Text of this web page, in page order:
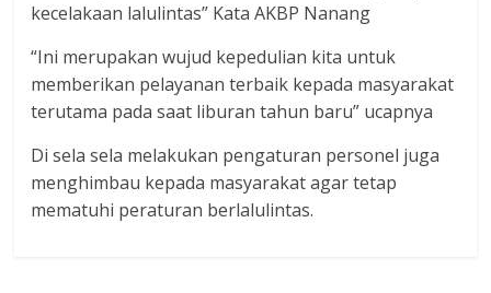
kecelakaan lalulintas” Kata AKBP Nanang
“Ini merupakan wujud kepedulian kita untuk
memberikan pelayanan terbaik kepada masyarakat
terutama pada saat liburan tahun baru” ucapnya
Di sela sela melakukan pengaturan personel juga
menghimbau kepada masyarakat agar tetap
mematuhi peraturan berlalulintas.